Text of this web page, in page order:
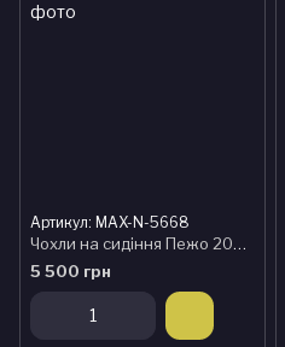
Артикул: MAX-N-5668
Чохли на сидіння Пежо 206 (Peugeot 206) модельні MAX-N з екошкіри
5 500 грн